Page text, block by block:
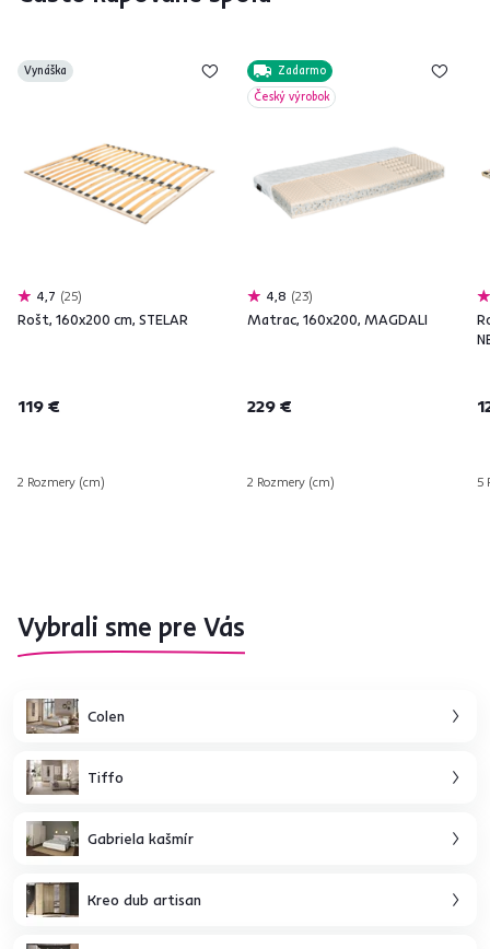
Vynáška
4,7 25
Rošt, 160x200 cm, STELAR
119 €
2 Rozmery (cm)
Zadarmo
Český výrobok
4,8 23
Matrac, 160x200, MAGDALI
229 €
2 Rozmery (cm) 5
Vybrali sme pre Vás
Colen
Tiffo
Gabriela kašmír
Kreo dub artisan